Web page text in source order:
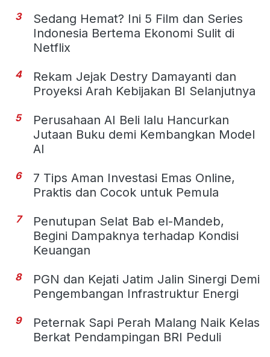
3
Sedang Hemat? Ini 5 Film dan Series
Indonesia Bertema Ekonomi Sulit di
Netflix
4
Rekam Jejak Destry Damayanti dan
Proyeksi Arah Kebijakan BI Selanjutnya
5
Perusahaan AI Beli lalu Hancurkan
Jutaan Buku demi Kembangkan Model
AI
6
7 Tips Aman Investasi Emas Online,
Praktis dan Cocok untuk Pemula
7
Penutupan Selat Bab el-Mandeb,
Begini Dampaknya terhadap Kondisi
Keuangan
8
PGN dan Kejati Jatim Jalin Sinergi Demi
Pengembangan Infrastruktur Energi
9
Peternak Sapi Perah Malang Naik Kelas
Berkat Pendampingan BRI Peduli